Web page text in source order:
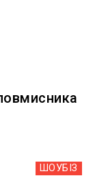
ШОУБIЗ